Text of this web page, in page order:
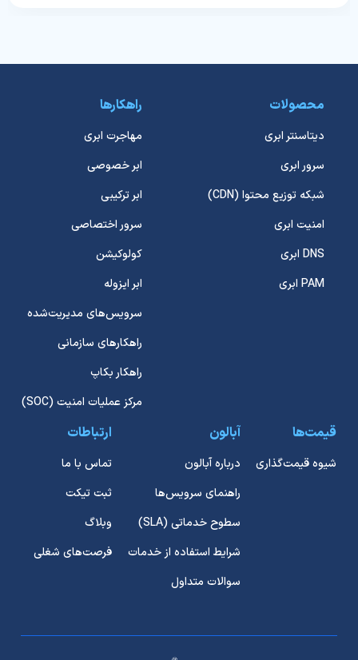
محصولات
دیتاسنتر ابری
سرور ابری
شبکه توزیع محتوا (CDN)
امنیت ابری
DNS ابری
PAM ابری
راهکارها
مهاجرت ابری
ابر خصوصی
ابر ترکیبی
سرور اختصاصی
کولوکیشن
ابر ایزوله
سرویس‌های مدیریت‌شده
راهکارهای سازمانی
راهکار بکاپ
مرکز عملیات امنیت (SOC)
قیمت‌ها
شیوه قیمت‌گذاری
آبالون
درباره آبالون
راهنمای سرویس‌ها
سطوح خدماتی (SLA)
شرایط استفاده از خدمات
سوالات متداول
ارتباطات
تماس با ما
ثبت تیکت
وبلاگ
فرصت‌های شغلی